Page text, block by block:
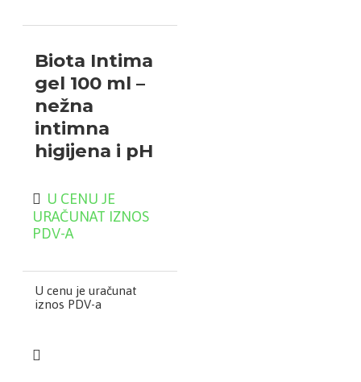
Biota Intima
gel 100 ml –
nežna
intimna
higijena i pH
svakodnevnoj higijeni i
očuvanju zdravlja
intimne regije,
pružajući nežno
vaginalne flore.
U CENU JE
URAČUNAT IZNOS
PDV-A
U cenu je uračunat
iznos PDV-a